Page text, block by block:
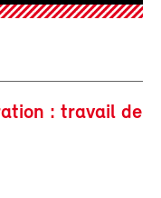
: travail de